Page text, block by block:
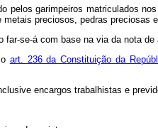
pelos garimpeiros matriculados
preciosos, pedras preciosas
se-á com base na via da nota
art. 236 da Constituição da
encargos trabalhistas e